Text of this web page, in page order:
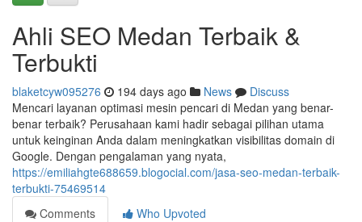
Ahli SEO Medan Terbaik &
Terbukti
blaketcyw095276 194 days ago News
Discuss
Mencari layanan optimasi mesin pencari di Medan yang benar-
benar terbaik? Perusahaan kami hadir sebagai pilihan utama
untuk keinginan Anda dalam meningkatkan visibilitas domain di
Google. Dengan pengalaman yang nyata,
https://emiliahgte688659.blogocial.com/jasa-seo-medan-terbaik-
terbukti-75469514
Comments
Who Upvoted